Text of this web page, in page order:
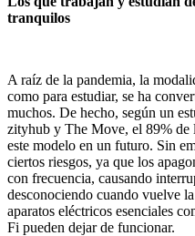
tranquilos
A raíz de la pandemia, la
como para estudiar, se ha
muchos. De hecho, según un
zityhub y The Move, el 89% de
este modelo en un futuro. Sin
ciertos riesgos, ya que los
con frecuencia, causando
desconociendo cuando vuelve
aparatos eléctricos esenciales
Fi pueden dejar de funcionar.